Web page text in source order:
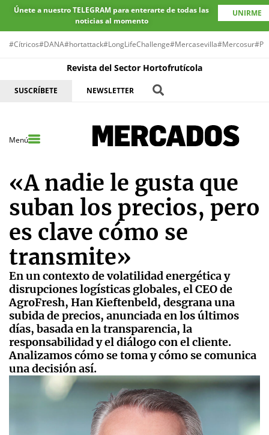
Únete a nuestro TELEGRAM para enterarte de todas las
noticias al momento
UNIRME
#Cítricos#DANA#hortattack#LongLifeChallenge#Mercasevilla#Mercosur
Revista del Sector Hortofrutícola
SUSCRÍBETE NEWSLETTER
Menú
«A nadie le gusta que
suban los precios, pero
es clave cómo se
transmite»
En un contexto de volatilidad energética y
disrupciones logísticas globales, el CEO de
AgroFresh, Han Kieftenbeld, desgrana una
subida de precios, anunciada en los últimos
días, basada en la transparencia, la
responsabilidad y el diálogo con el cliente.
Analizamos cómo se toma y cómo se comunica
una decisión así.